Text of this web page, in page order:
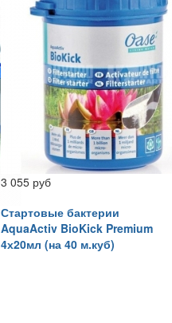
3 055 руб
Стартовые бактерии
AquaActiv BioKick Premium
4х20мл (на 40 м.куб)